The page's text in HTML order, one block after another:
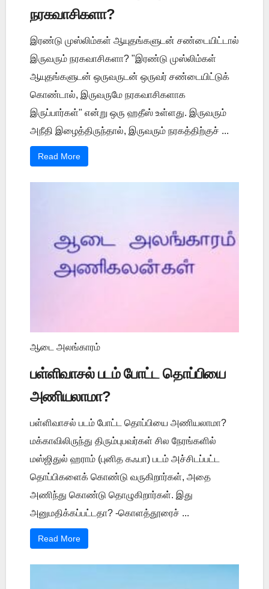
நரகவாசிகளா?
இரண்டு முஸ்லிம்கள் ஆயுதங்களுடன் சண்டையிட்டால்
இருவரும் நரகவாசிகளா? "இரண்டு முஸ்லிம்கள்
ஆயுதங்களுடன் ஒருவருடன் ஒருவர் சண்டையிட்டுக்
கொண்டால், இருவருமே நரகவாசிகளாக
இருப்பார்கள்" என்று ஒரு ஹதீஸ் உள்ளது. இருவரும்
அநீதி இழைத்திருந்தால், இருவரும் நரகத்திற்குச் ...
Read More
ஆடை அலங்காரம்
பள்ளிவாசல் படம் போட்ட தொப்பியை
அணியலாமா?
பள்ளிவாசல் படம் போட்ட தொப்பியை அணியலாமா?
மக்காவிலிருந்து திரும்புபவர்கள் சில நேரங்களில்
மஸ்ஜிதுல் ஹராம் (புனித கஃபா) படம் அச்சிடப்பட்ட
தொப்பிகளைக் கொண்டு வருகிறார்கள், அதை
அணிந்து கொண்டு தொழுகிறார்கள். இது
அனுமதிக்கப்பட்டதா? -கொளத்தூரைச் ...
Read More